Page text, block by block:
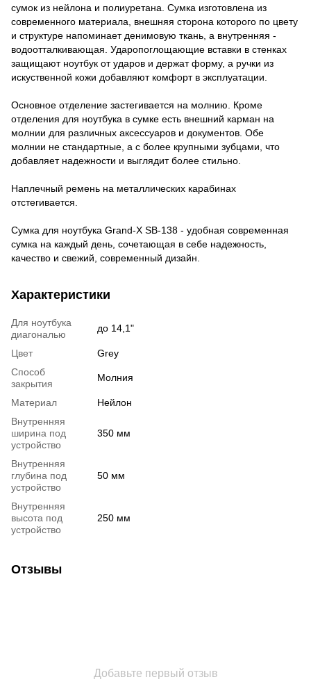
сумок из нейлона и полиуретана. Сумка изготовлена из
современного материала, внешняя сторона которого по цвету
и структуре напоминает денимовую ткань, а внутренняя -
водоотталкивающая. Ударопоглощающие вставки в стенках
защищают ноутбук от ударов и держат форму, а ручки из
искуственной кожи добавляют комфорт в эксплуатации.
Основное отделение застегивается на молнию. Кроме
отделения для ноутбука в сумке есть внешний карман на
молнии для различных аксессуаров и документов. Обе
молнии не стандартные, а с более крупными зубцами, что
добавляет надежности и выглядит более стильно.
Наплечный ремень на металлических карабинах
отстегивается.
Сумка для ноутбука Grand-X SB-138 - удобная современная
сумка на каждый день, сочетающая в себе надежность,
качество и свежий, современный дизайн.
Характеристики
Для ноутбука
диагональю
до 14,1"
Цвет
Grey
Способ
закрытия
Молния
Материал
Нейлон
Внутренняя
ширина под
устройство
350 мм
Внутренняя
глубина под
устройство
50 мм
Внутренняя
высота под
устройство
250 мм
Отзывы
Добавьте первый отзыв